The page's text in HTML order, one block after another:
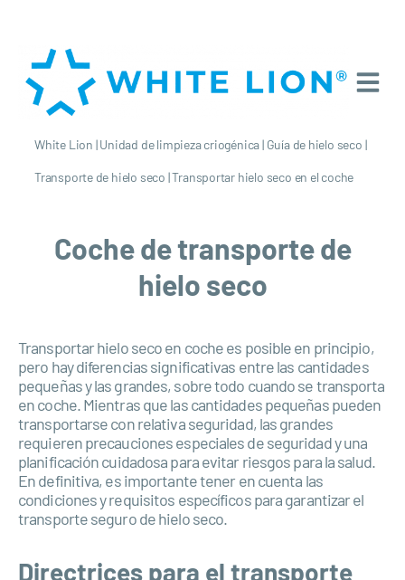
White Lion |Unidad de limpieza criogénica| Guía de hielo seco |
Transporte de hielo seco |Transportar hielo seco en el coche
Coche de transporte de
hielo seco
Transportar hielo seco en coche es posible en principio,
pero hay diferencias significativas entre las cantidades
pequeñas y las grandes, sobre todo cuando se transporta
en coche. Mientras que las cantidades pequeñas pueden
transportarse con relativa seguridad, las grandes
requieren precauciones especiales de seguridad y una
planificación cuidadosa para evitar riesgos para la salud.
En definitiva, es importante tener en cuenta las
condiciones y requisitos específicos para garantizar el
transporte seguro de hielo seco.
Directrices para el transporte